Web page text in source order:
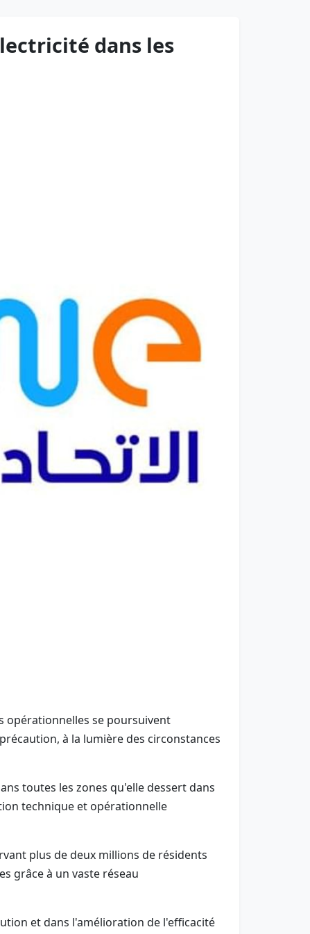
dans les
opérationnelles se poursuivent
à la lumière des circonstances
toutes les zones qu'elle dessert dans
technique et opérationnelle
plus de deux millions de résidents
grâce à un vaste réseau
et dans l'amélioration de l'efficacité